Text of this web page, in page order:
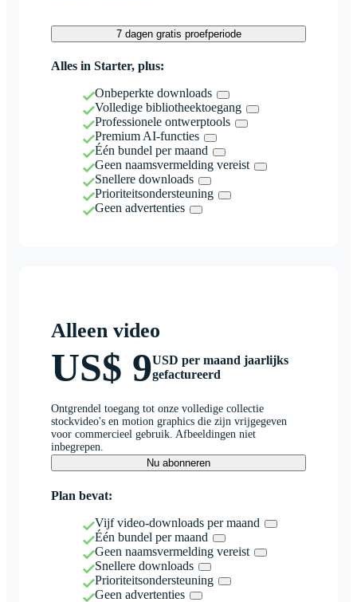
7 dagen gratis proefperiode
Alles in Starter, plus:
Onbeperkte downloads
Volledige bibliotheektoegang
Professionele ontwerptools
Premium AI-functies
Één bundel per maand
Geen naamsvermelding vereist
Snellere downloads
Prioriteitsondersteuning
Geen advertenties
Alleen video
US$ 9USD per maand jaarlijks
gefactureerd
Ontgrendel toegang tot onze volledige collectie
stockvideo's en motion graphics die zijn vrijgegeven
voor commercieel gebruik. Afbeeldingen niet
inbegrepen.
Nu abonneren
Plan bevat:
Vijf video-downloads per maand
Één bundel per maand
Geen naamsvermelding vereist
Snellere downloads
Prioriteitsondersteuning
Geen advertenties